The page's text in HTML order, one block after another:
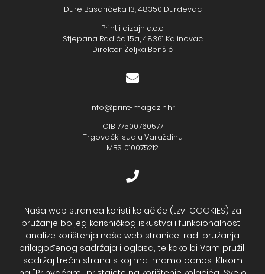
Đure Basaričeka 13, 48350 Đurđevac
Print i dizajn d.o.o.
Stjepana Radića 15a, 48361 Kalinovac
Direktor: Željka Benšić
info@print-magazin.hr
OIB: 77500760577
Trgovački sud u Varaždinu
MBS: 010075212
+385 (48) 733 111
Zagrebačka banka d.d.
IBAN - HR2723600001102099043
Temeljni kapital: 330.000,00kn uplaćen u cijelosti
Naša web stranica koristi kolačiće (tzv. COOKIES) za
pružanje boljeg korisničkog iskustva i funkcionalnosti,
analize korištenja naše web stranice, radi pružanja
prilagođenog sadržaja i oglasa, te kako bi Vam pružili
sadržaj trećih strana s kojima imamo odnos. Klikom